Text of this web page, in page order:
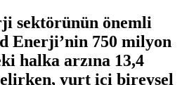
sektörünün önemli
Enerji’nin 750 milyon
halka arzına 13,4
yurt içi bireysel